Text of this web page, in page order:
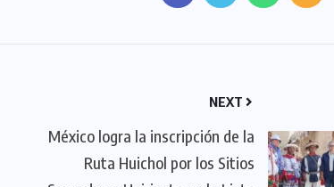
NEXT
México logra la inscripción de la
Ruta Huichol por los Sitios